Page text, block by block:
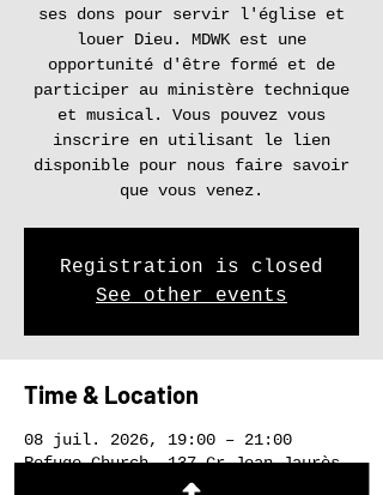
ses dons pour servir l'église et
louer Dieu. MDWK est une
opportunité d'être formé et de
participer au ministère technique
et musical. Vous pouvez vous
inscrire en utilisant le lien
disponible pour nous faire savoir
que vous venez.
Registration is closed
See other events
Time & Location
08 juil. 2026, 19:00 – 21:00
Refuge Church, 137 Cr Jean Jaurès,
38130 Échirolles, France